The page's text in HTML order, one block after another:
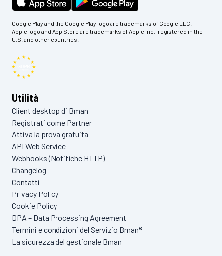
Google Play and the Google Play logo are trademarks of Google LLC.
Apple logo and App Store are trademarks of Apple Inc., registered in the
U.S. and other countries.
Utilità
Client desktop di Bman
Registrati come Partner
Attiva la prova gratuita
API Web Service
Webhooks (Notifiche HTTP)
Changelog
Contatti
Privacy Policy
Cookie Policy
DPA – Data Processing Agreement
Termini e condizioni del Servizio Bman®
La sicurezza del gestionale Bman